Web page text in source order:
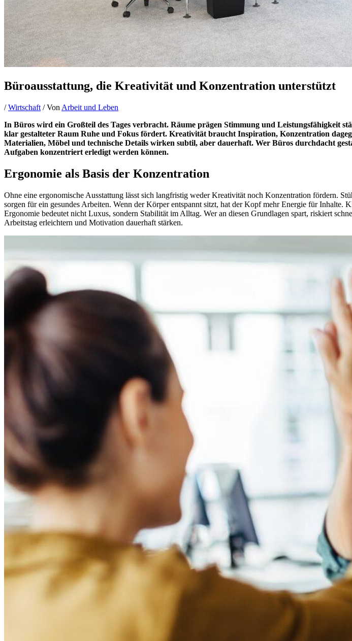
Büroausstattung, die Kreativität und Konzentration unterstützt
/Wirtschaft / Von Arbeit und Leben
In Büros wird ein Großteil des Tages verbracht. Räume prägen Stimmung und Leistungsfähigkeit
klar gestalteter Raum Ruhe und Fokus fördert. Kreativität braucht Inspiration, Konzentration
Materialien, Möbel und technische Details wirken subtil, aber dauerhaft. Wer Büros durchdacht
Aufgaben konzentriert erledigt werden können.
Ergonomie als Basis der Konzentration
Ohne eine ergonomische Ausstattung lässt sich langfristig weder Kreativität noch Konzentration fördern.
sorgen für ein gesundes Arbeiten. Wenn der Körper entspannt sitzt, hat der Kopf mehr Energie für
Ergonomie bedeutet nicht Luxus, sondern Stabilität im Alltag. Wer an diesen Grundlagen spart, riskiert
Arbeitstag erleichtern und Motivation dauerhaft stärken.